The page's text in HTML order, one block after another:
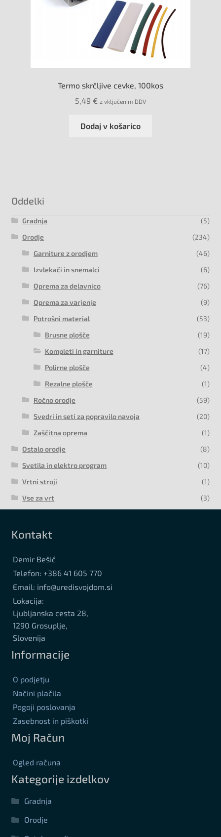
Termo skrčljive cevke, 100kos
5,49 € z vključenim DDV
Dodaj v košarico
Oddelki
Gradnja
(5)
Orodje
(234)
Garniture z orodjem
(46)
Izvlekači in snemalci
(6)
Oprema za delavnico
(76)
Oprema za varjenje
(9)
Potrošni material
(53)
Brusne plošče
(19)
Kompleti in garniture
(17)
Polirne plošče
(4)
Rezalne plošče
(1)
Ročno orodje
(59)
Svedri in seti za popravilo navoja
(20)
Zaščitna oprema
(1)
Ostalo orodje
(8)
Svetila in elektro program
(10)
Vrtni stroji
(1)
Vse za vrt
(3)
Kontakt
Demir Bešić
Telefon: +386 41 605 770
Email: info@uredisvojdom.si
Lokacija:
Ljubljanska cesta 28,
1290 Grosuplje,
Slovenija
Informacije
O podjetju
Načini plačila
Pogoji poslovanja
Zasebnost in piškotki
Moj Račun
Ogled računa
Kategorije izdelkov
Gradnja
Orodje